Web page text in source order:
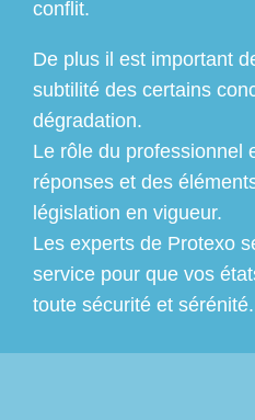
conflit.
De plus il est important
subtilité des certains
dégradation.
Le rôle du professionnel
réponses et des
législation en vigueur.
Les experts de Protexo
service pour que vos
toute sécurité et sérénité.